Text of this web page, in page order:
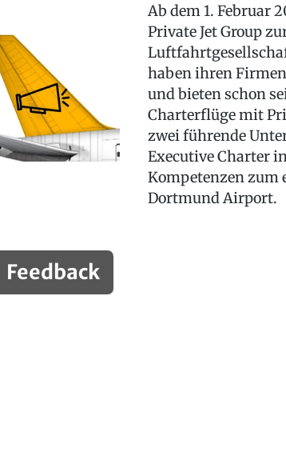
Ab dem 1. Februar
Private Jet Group
haben ihren
und bieten schon
Charterflüge mit
zwei führende
Executive Charter
Kompetenzen zum
Dortmund Airport.
Feedback